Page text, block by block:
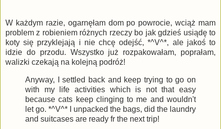
W każdym razie, ogarnęłam dom po powrocie, wciąż mam
problem z robieniem różnych rzeczy bo jak gdzieś usiądę to
koty się przyklejają i nie chcę odejść, *^V^*, ale jakoś to
idzie do przodu. Wszystko już rozpakowałam, poprałam,
walizki czekają na kolejną podróż!
Anyway, I settled back and keep trying to go on
with my life activities which is not that easy
because cats keep clinging to me and wouldn't
let go. *^V^* I unpacked the bags, did the laundry
and suitcases are ready fr the next trip!